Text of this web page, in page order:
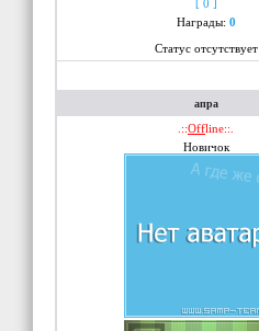
[ 0 ]
Награды: 0
Статус отсутствует
апра
.::Offline::.
Новичок